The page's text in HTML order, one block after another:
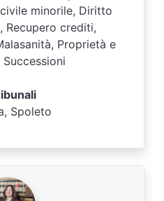
minorile, Diritto
Recupero crediti,
Proprietà e
Spoleto